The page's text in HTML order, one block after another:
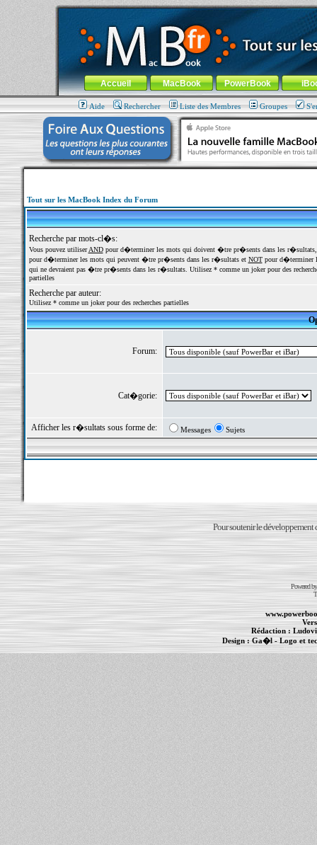
MacBook-fr.com : 100% Apple... 100% nomade !
Aller au contenu-Aller au menu général-Aller au menu de
Menu général
Accueil MacBook PowerBook
Aide Rechercher Liste des Membres Groupes
Tout sur les MacBook Index du Forum
Recherche par mots-cl�s:
Vous pouvez utiliserANDpour d�terminer les mots qui doivent �tre pr�sents dans les
pour d�terminer les mots qui peuvent �tre pr�sents dans les r�sultats et NOTpour d�terminer
qui ne devraient pas �tre pr�sents dans les r�sultats. Utilisez * comme un joker pour des
partielles
Recherche par auteur:
Utilisez * comme un joker pour des recherches partielles
Forum:
Cat�gorie:
Afficher les r�sultats sous forme de: Messages Sujets
Pour soutenir le développement
Powered
Rédaction :
Design : Ga�l- Logo et